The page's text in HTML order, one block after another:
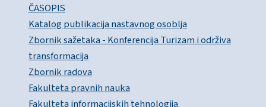
ČASOPIS
Katalog publikacija nastavnog osoblja
Zbornik sažetaka - Konferencija Turizam i održiva
transformacija
Zbornik radova
Fakulteta pravnih nauka
Fakulteta informacijskih tehnologija